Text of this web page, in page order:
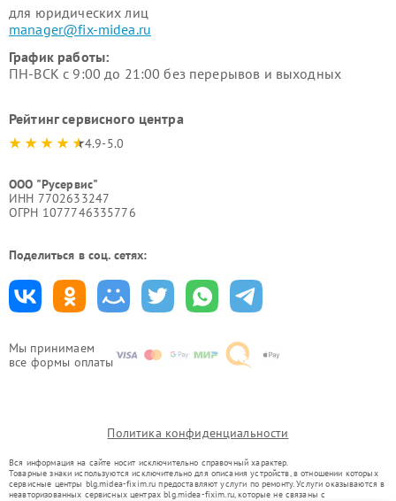
Мы принимаем
все формы оплаты
для юридических лиц
manager@fix-midea.ru
График работы:
ПН-ВСК с 9:00 до 21:00 без перерывов и выходных
Рейтинг сервисного центра
4.9-5.0
ООО "Русервис"
ИНН 7702633247
ОГРН 1077746335776
Поделиться в соц. сетях:
Политика конфиденциальности
Вся информация на сайте носит исключительно справочный характер.
Товарные знаки используются исключительно для описания устройств, в отношении которых
сервисные центры blg.midea-fixim.ru предоставляют услуги по ремонту. Услуги оказываются в
неавторизованных сервисных центрах blg.midea-fixim.ru, которые не связаны с